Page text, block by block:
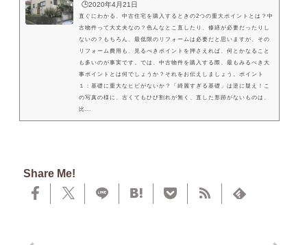
🕒️2020年4月21日
直ぐにわかる、中古住宅を購入するときの2つの重大ポイントとは？中
古物件って大丈夫なの？色んなとこ直したり、修繕が必要だったりし
ないの？もちろん、最低限のリフォームは必要だと思いますが、その
リフォーム費用も、見るべきポイントを押さえれば、何とかなること
も多いのが事実です。では、中古物件を購入する際、最もみるべき大
事ポイントとは何でしょうか？それをお伝えしましょう。ポイント
１：基礎に重大なヒビがないか？「綺麗すぎる基礎」は逆に疑え！こ
の写真の様に、古くてもひび割れが無く、直した形跡がないものは、
比...
Share Me!